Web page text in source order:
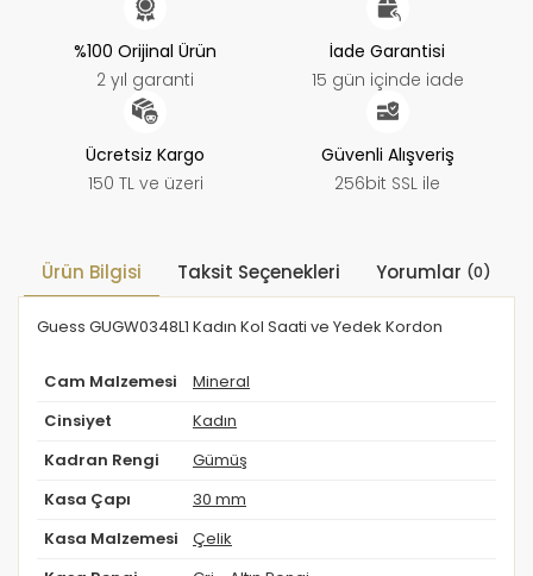
%100 Orijinal Ürün
2 yıl garanti
İade Garantisi
15 gün içinde iade
Ücretsiz Kargo
150 TL ve üzeri
Güvenli Alışveriş
256bit SSL ile
Ürün Bilgisi Taksit Seçenekleri Yorumlar (0)
Guess GUGW0348L1 Kadın Kol Saati ve Yedek Kordon
Cam Malzemesi Mineral
Cinsiyet Kadın
Kadran Rengi Gümüş
Kasa Çapı 30 mm
Kasa Malzemesi Çelik